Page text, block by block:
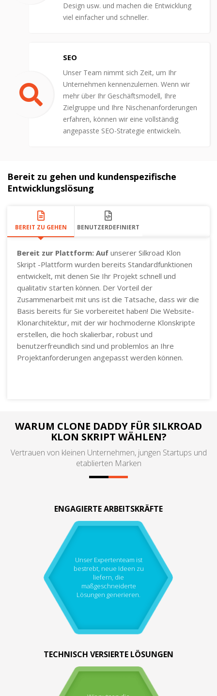
Design usw. und machen die Entwicklung
viel einfacher und schneller.
SEO
Unser Team nimmt sich Zeit, um Ihr
Unternehmen kennenzulernen. Wenn wir
mehr über Ihr Geschäftsmodell, Ihre
Zielgruppe und Ihre Nischenanforderungen
erfahren, können wir eine vollständig
angepasste SEO-Strategie entwickeln.
Bereit zu gehen und kundenspezifische
Entwicklungslösung
BEREIT ZU GEHEN BENUTZERDEFINIERT
Bereit zur Plattform: Auf unserer Silkroad Klon
Skript -Plattform wurden bereits Standardfunktionen
entwickelt, mit denen Sie Ihr Projekt schnell und
qualitativ starten können. Der Vorteil der
Zusammenarbeit mit uns ist die Tatsache, dass wir die
Basis bereits für Sie vorbereitet haben! Die Website-
Klonarchitektur, mit der wir hochmoderne Klonskripte
erstellen, die hoch skalierbar, robust und
benutzerfreundlich sind und problemlos an Ihre
Projektanforderungen angepasst werden können.
WARUM CLONE DADDY FÜR SILKROAD
KLON SKRIPT WÄHLEN?
Vertrauen von kleinen Unternehmen, jungen Startups und
etablierten Marken
ENGAGIERTE ARBEITSKRÄFTE
Unser Expertenteam ist
bestrebt, neue Ideen zu
liefern, die
maßgeschneiderte
Lösungen generieren.
TECHNISCH VERSIERTE LÖSUNGEN